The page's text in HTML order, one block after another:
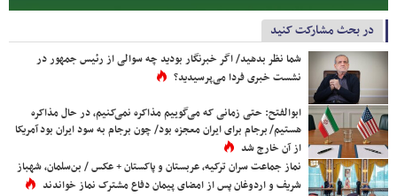
در بحث مشارکت کنید
شما نظر بدهید/ اگر خبرنگار بودید چه سوالی از رئیس جمهور در
نشست خبری فردا می‌پرسیدید؟
ابوالفتح: حتی زمانی که می‌گوییم مذاکره نمی‌کنیم، در حال مذاکره
هستیم/ برجام برای ایران معجزه بود/ چون برجام به سود ایران بود آمریکا
از آن خارج شد
نماز جماعت سران ترکیه، عربستان و پاکستان + عکس / بن‌سلمان، شهباز
شریف و اردوغان پس از امضای پیمان دفاع مشترک نماز خواندند